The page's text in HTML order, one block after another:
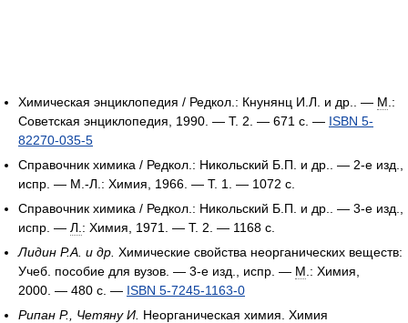
Химическая энциклопедия / Редкол.: Кнунянц И.Л. и др.. — М .:
Советская энциклопедия, 1990. — Т. 2. — 671 с. — ISBN 5-
82270-035-5
Справочник химика / Редкол.: Никольский Б.П. и др.. — 2-е изд.,
испр. — М.-Л.: Химия, 1966. — Т. 1. — 1072 с.
Справочник химика / Редкол.: Никольский Б.П. и др.. — 3-е изд.,
испр. — Л. : Химия, 1971. — Т. 2. — 1168 с.
Лидин Р.А. и др. Химические свойства неорганических веществ:
Учеб. пособие для вузов. — 3-е изд., испр. — М .: Химия,
2000. — 480 с. — ISBN 5-7245-1163-0
Рипан Р., Четяну И. Неорганическая химия. Химия